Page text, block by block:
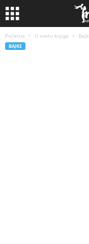
Početna U svetu knjiga
BAJKE